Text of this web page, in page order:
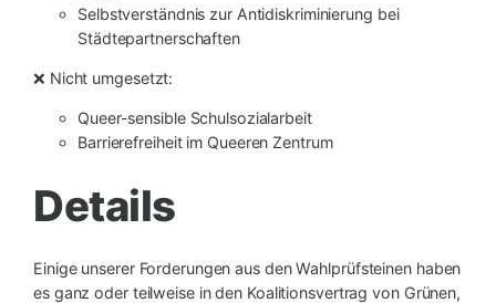
Selbstverständnis zur Antidiskriminierung bei
Städtepartnerschaften
❌ Nicht umgesetzt:
Queer-sensible Schulsozialarbeit
Barrierefreiheit im Queeren Zentrum
Details
Einige unserer Forderungen aus den Wahlprüfsteinen haben
es ganz oder teilweise in den Koalitionsvertrag von Grünen,